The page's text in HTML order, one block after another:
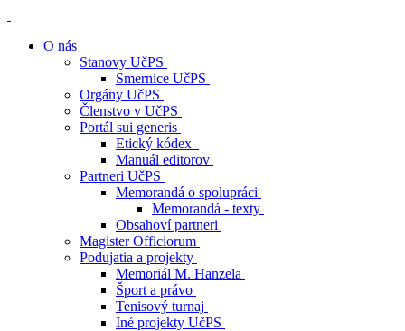
O nás
Stanovy UčPS
Smernice UčPS
Orgány UčPS
Členstvo v UčPS
Portál sui generis
Etický kódex
Manuál editorov
Partneri UčPS
Memorandá o spolupráci
Memorandá - texty
Obsahoví partneri
Magister Officiorum
Podujatia a projekty
Memoriál M. Hanzela
Šport a právo
Tenisový turnaj
Iné projekty UčPS